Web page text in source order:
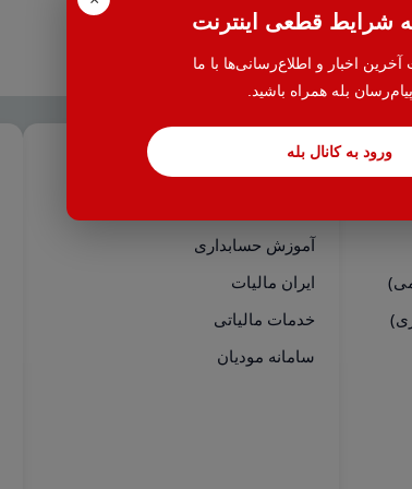
شرایط قطعی اینترنت
آخرین اخبار و اطلاع‌رسانی‌ها با ما
بله همراه باشید.
ورود به کانال بلهخدمات
آموزش حسابداری
ایران مالیات
خدمات مالیاتی
سامانه مودیان